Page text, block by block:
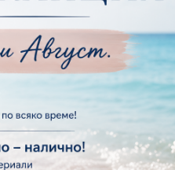
Велкро
Силикон
Макраме
Макраме Основи - до
Макраме Основи -
Макраме Основи -
Макраме - Други